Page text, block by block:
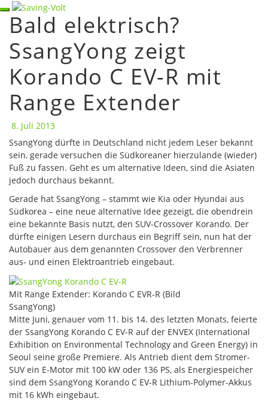
Skip
content
Toggle navigation
Bald
elektrisch?
SsangYong
zeigt
Korando
C
EV-
R
Range
Extender
Bald elektrisch?
SsangYong zeigt
Korando C EV-R mit
Range Extender
8. Juli 2013
SsangYong dürfte in Deutschland nicht jedem Leser bekannt
sein, gerade versuchen die Südkoreaner hierzulande (wieder)
Fuß zu fassen. Geht es um alternative Ideen, sind die Asiaten
jedoch durchaus bekannt.
Gerade hat SsangYong – stammt wie Kia oder Hyundai aus
Südkorea – eine neue alternative Idee gezeigt, die obendrein
eine bekannte Basis nutzt, den SUV-Crossover Korando. Der
dürfte einigen Lesern durchaus ein Begriff sein, nun hat der
Autobauer aus dem genannten Crossover den Verbrenner
aus- und einen Elektroantrieb eingebaut.
Mit Range Extender: Korando C EVR-R (Bild
SsangYong)
Mitte Juni, genauer vom 11. bis 14. des letzten Monats, feierte
der SsangYong Korando C EV-R auf der ENVEX (International
Exhibition on Environmental Technology and Green Energy) in
Seoul seine große Premiere. Als Antrieb dient dem Stromer-
SUV ein E-Motor mit 100 kW oder 136 PS, als Energiespeicher
sind dem SsangYong Korando C EV-R Lithium-Polymer-Akkus
mit 16 kWh eingebaut.